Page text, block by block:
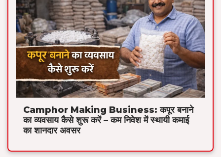
Camphor Making Business: कपूर बनाने
का व्यवसाय कैसे शुरू करें – कम निवेश में स्थायी कमाई
का शानदार अवसर